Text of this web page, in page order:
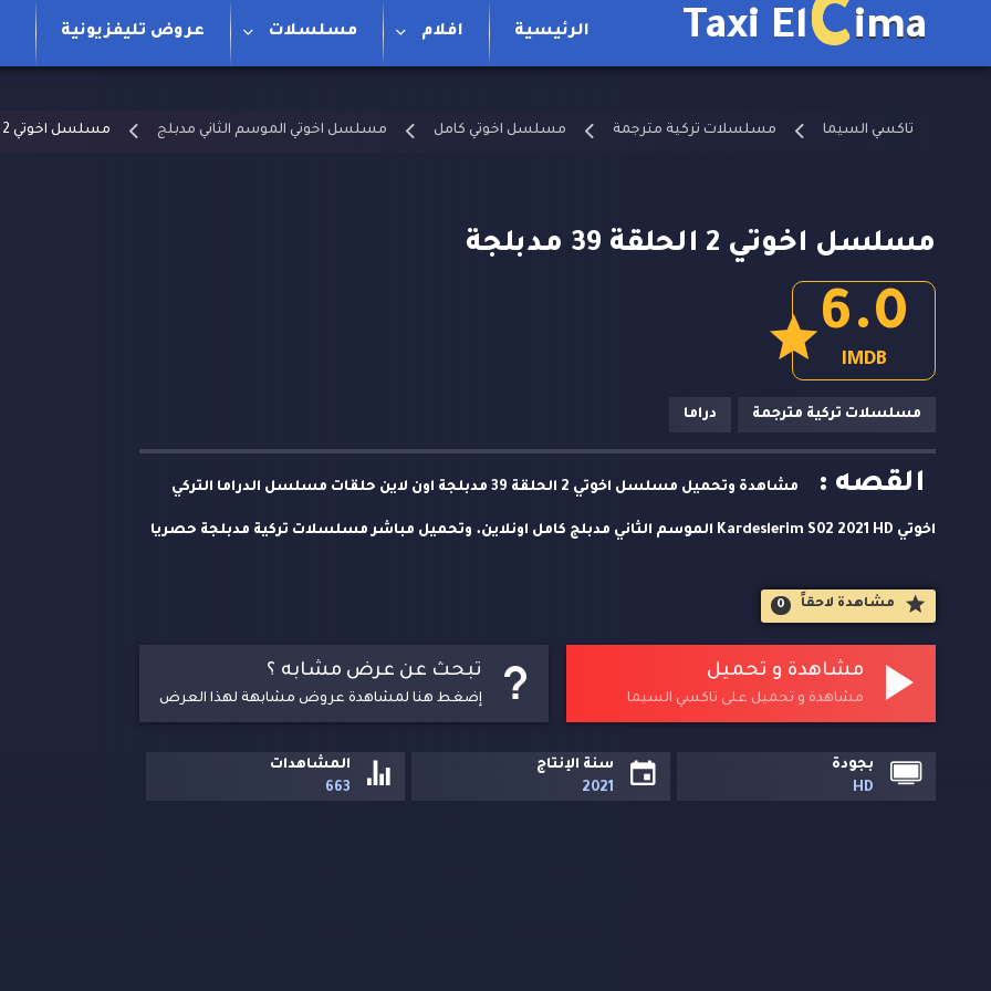
Taxi ElCima الرئيسية افلام مسلسلات عروض تليفزيونية
تاكسي السيما مسلسلات تركية مترجمة مسلسل اخوتي كامل مسلسل اخوتي الموسم الثاني مدبلج مسلسل اخوتي 2 الحلقة 39 مدبلجة
مسلسل اخوتي 2 الحلقة 39 مدبلجة
IMDB
6.0
مسلسلات تركية مترجمة دراما
القصه : مشاهدة وتحميل مسلسل اخوتي 2 الحلقة 39 مدبلجة اون لاين حلقات مسلسل الدراما التركي
اخوتي Kardeslerim S02 2021 HD الموسم الثاني مدبلج كامل اونلاين. وتحميل مباشر مسلسلات تركية مدبلجة حصريا
مشاهدة لاحقاََ 0
تبحث عن عرض مشابه ؟
إضغط هنا لمشاهدة عروض مشابهة لهذا العرض
مشاهدة و تحميل
مشاهدة و تحميل على تاكسي السيما
بجودة
HD
سنة الإنتاج
2021
المشاهدات
663